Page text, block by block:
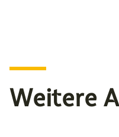
Weitere